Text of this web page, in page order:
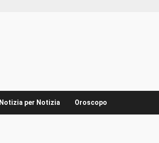
Notizia per Notizia Oroscopo